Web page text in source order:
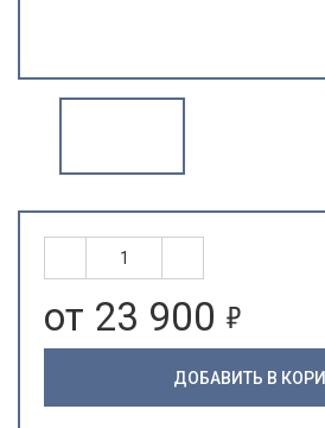
от 23 900 5
ДОБАВИТЬ В